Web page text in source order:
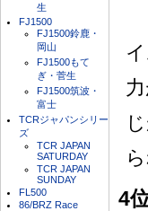
生
FJ1500
FJ1500鈴鹿・
岡山
FJ1500もて
ぎ・菅生
FJ1500筑波・
富士
TCRジャパンシリー
ズ
TCR JAPAN
SATURDAY
TCR JAPAN
SUNDAY
FL500
86/BRZ Race
4